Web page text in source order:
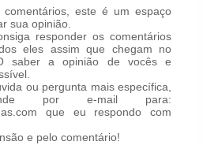
este é um espaço
sua opinião.
responder os comentários
eles assim que chegam no
saber a opinião de vocês e
ou pergunta mais específica,
por e-mail para:
que eu respondo com
e pelo comentário!